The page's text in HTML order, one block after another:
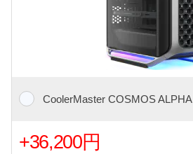
CoolerMaster COSMOS ALPHA
+36,200円